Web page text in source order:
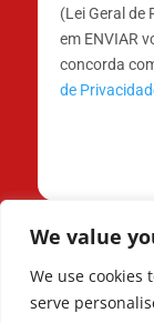
We value
We use cookies
serve
(Lei Geral de
em ENVIAR
concorda
de